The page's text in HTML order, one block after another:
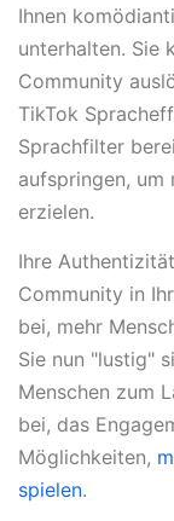
Ihnen
unterhalten. Sie
Community
TikTok
Sprachfilter
aufspringen, um
erzielen.
Ihre
Community in
bei, mehr
Sie nun "lustig"
Menschen zum
bei, das
Möglichkeiten,
spielen.